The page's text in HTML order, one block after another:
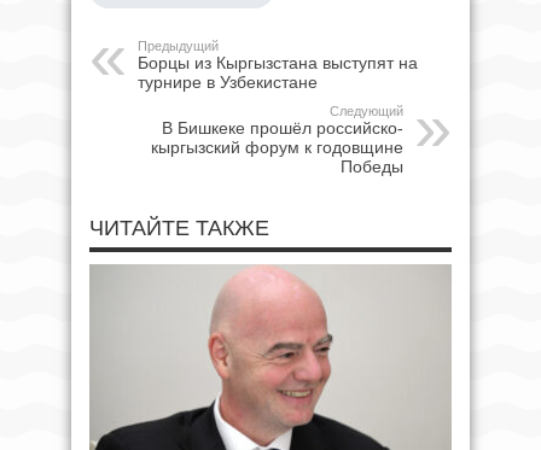
Предыдущий
Борцы из Кыргызстана выступят на
турнире в Узбекистане
Следующий
В Бишкеке прошёл российско-
кыргызский форум к годовщине
Победы
ЧИТАЙТЕ ТАКЖЕ